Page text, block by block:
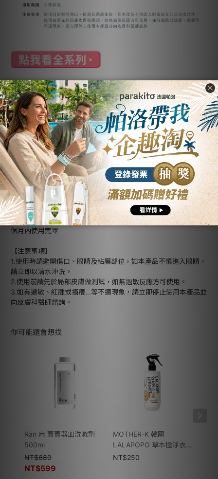
規格說明
品牌：Ran 冉
商品名稱：保濕護手噴霧
容量：130ml
成分：純水、1,3-丙二醇、薄荷水、金縷梅萃取液、咖啡黃葵果提
取物、Hyalo-Oligo小分子玻尿酸、精氨酸
商品外盒尺寸：15.5x4.3x4.1cm
製造日期：詳見瓶底
保存期限：三年
貨源：公司貨
產地：台灣
使用方式：手部清潔後拭乾，可直接噴於手部肌膚，待幾秒讓肌
膚吸收
保存方式：請置室內陰涼處避免陽光及潮濕環境，開封後建議三
個月內使用完畢
【注意事項】
1.使用時請避開傷口、眼睛及粘膜部位，如本產品不慎進入眼睛，
請立即以清水沖洗。
2.使用前請先於局部皮膚做測試，如無過敏反應方可使用。
3.如有過敏、紅腫或搔癢...等不適現象，請立即停止使用本產品並
向皮膚科醫師諮詢。
你可能還會想找
Ran 冉 寶寶器皿洗滌劑
500ml
NT$680
NT$599
MOTHER-K 韓國
LALAPOPO 草本極淨衣物
去漬噴霧280ml
NT$250